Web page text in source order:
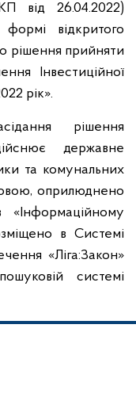
від 26.04.2022)
формі відкритого
рішення прийняти
Інвестиційної
рік».
рішення
державне
та комунальних
оприлюднено
в Системі
«Ліга:Закон»
системі